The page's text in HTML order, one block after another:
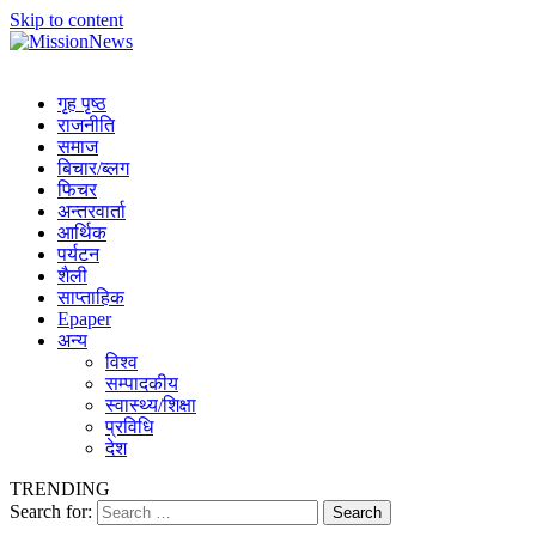
Skip to content
गृह पृष्ठ
राजनीति
समाज
बिचार/ब्लग
फिचर
अन्तरवार्ता
आर्थिक
पर्यटन
शैली
साप्ताहिक
Epaper
अन्य
विश्व
सम्पादकीय
स्वास्थ्य/शिक्षा
प्रविधि
देश
TRENDING
Search for: